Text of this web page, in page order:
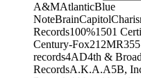
A&MAtlanticBlue
NoteBrainCapitol
Records100%1501
Century-Fox21 2MR
records4AD4th &
RecordsA.K.A.A5B,